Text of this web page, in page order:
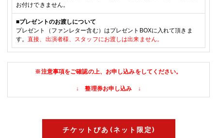
お付けできません。
■プレゼントのお渡しについて
プレゼント（ファンレター含む）はプレゼントBOXに入れて頂きま
す。直接、出演者様、スタッフにお渡しは出来ません。
※注意事項をご確認の上、お申し込みをしてください。
↓ 整理券お申し込み ↓
チケットぴあ(ネット限定)